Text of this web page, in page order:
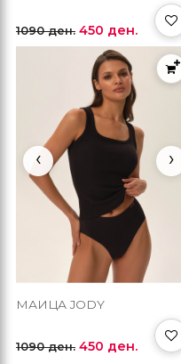
1090 ден. 450 ден.
‹ ›
МАИЦА JODY
1090 ден. 450 ден.